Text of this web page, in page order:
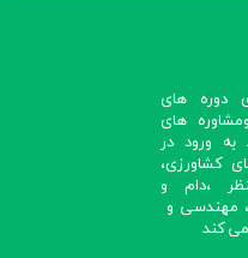
دوره های
های
به ورود در
کشاورزی،
،دام و
، مهندسی و
کند​​​​​​​